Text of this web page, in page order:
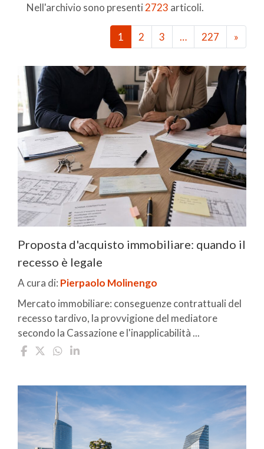
Nell'archivio sono presenti 2723 articoli.
1 2 3 … 227 »
Proposta d'acquisto immobiliare: quando il
recesso è legale
A cura di: Pierpaolo Molinengo
Mercato immobiliare: conseguenze contrattuali del
recesso tardivo, la provvigione del mediatore
secondo la Cassazione e l'inapplicabilità ...